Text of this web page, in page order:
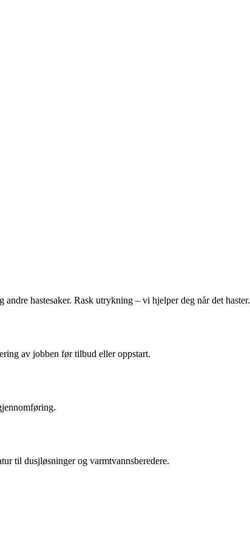
andre hastesaker. Rask utrykning – vi hjelper deg når det haster.
av jobben før tilbud eller oppstart.
til dusjløsninger og varmtvannsberedere.